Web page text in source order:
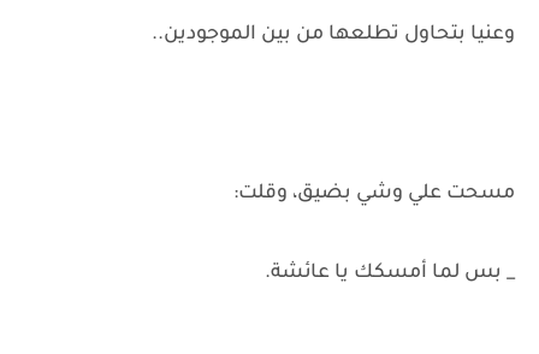
وعنيا بتحاول تطلعها من بين الموجودين..
مسحت علي وشي بضيق، وقلت:
_ بس لما أمسكك يا عائشة.